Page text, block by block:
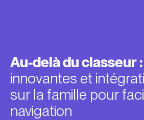
Au-delà du classeur :
innovantes et
sur la famille pour
navigation